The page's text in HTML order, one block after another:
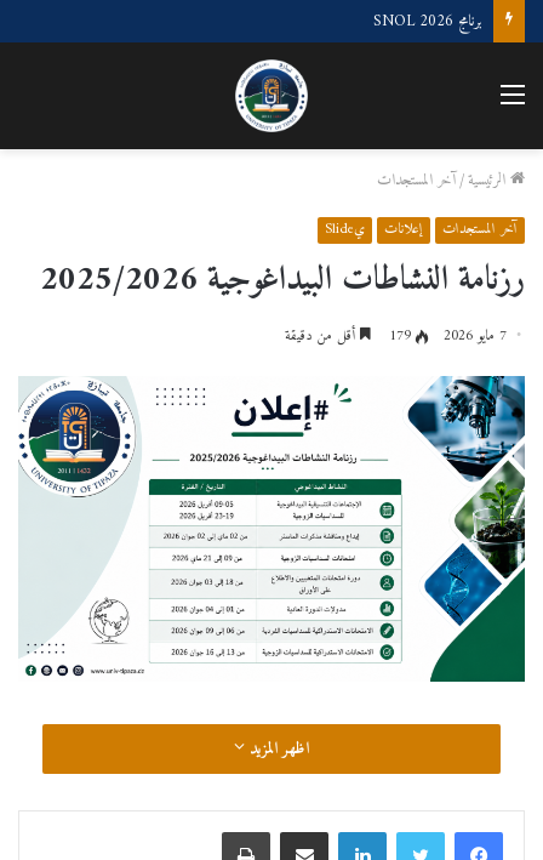
برنامج SNOL 2026
القائمة
الرئيسية/آخر المستجدات
آخر المستجدات إعلانات يSlide
رزنامة النشاطات البيداغوجية 2025/2026
7 مايو 2026 179 أقل من دقيقة
اظهر المزيد
لينكدإن مشاركة عبر البريد طباعة